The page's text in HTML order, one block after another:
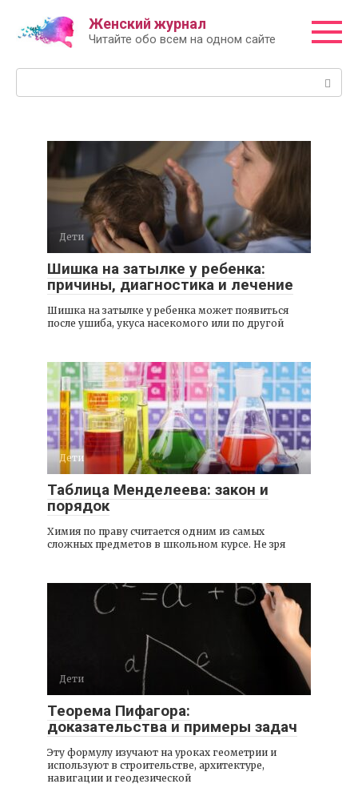
контенту
Женский журнал
Читайте обо всем на одном сайте
Дети
Шишка на затылке у ребенка:
причины, диагностика и лечение
Шишка на затылке у ребенка может появиться
после ушиба, укуса насекомого или по другой
Дети
Таблица Менделеева: закон и
порядок
Химия по праву считается одним из самых
сложных предметов в школьном курсе. Не зря
Дети
Теорема Пифагора:
доказательства и примеры задач
Эту формулу изучают на уроках геометрии и
используют в строительстве, архитектуре,
навигации и геодезической